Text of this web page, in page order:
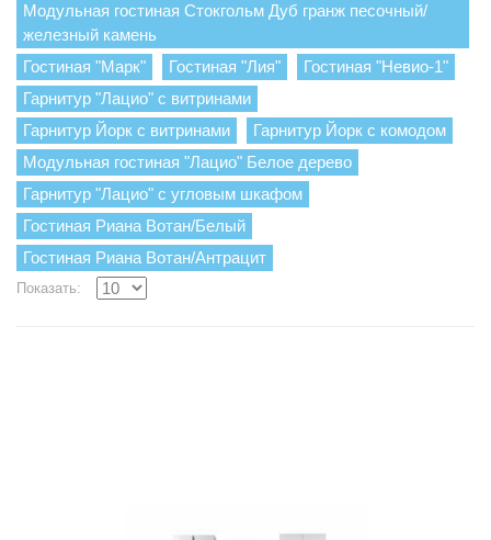
Модульная гостиная Стокгольм Дуб гранж песочный/
железный камень
Гостиная "Марк"
Гостиная "Лия"
Гостиная "Невио-1"
Гарнитур "Лацио" с витринами
Гарнитур Йорк с витринами
Гарнитур Йорк с комодом
Модульная гостиная "Лацио" Белое дерево
Гарнитур "Лацио" с угловым шкафом
Гостиная Риана Вотан/Белый
Гостиная Риана Вотан/Антрацит
Показать: